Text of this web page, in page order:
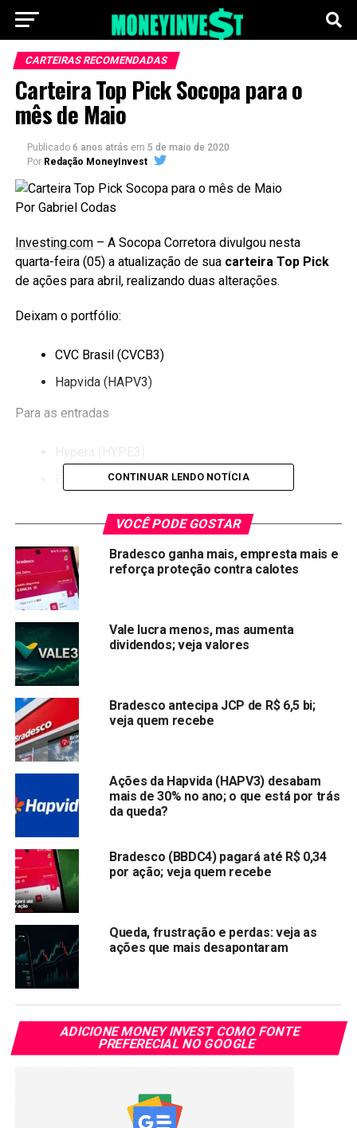
CARTEIRAS RECOMENDADAS
Carteira Top Pick Socopa para o
mês de Maio
Publicado 6 anos atrás em 5 de maio de 2020
Por Redação MoneyInvest
Por Gabriel Codas
Investing.com– A Socopa Corretora divulgou nesta
quarta-feira (05) a atualização de sua carteira Top Pick
de ações para abril, realizando duas alterações.
Deixam o portfólio:
CVC Brasil (CVCB3)
Hapvida (HAPV3)
Para as entradas
EDP do Brasil (ENBR3)
Em abril, a seleção teve desempenho de 10,63%, contra
ganhos de 10,25% do Ibovespa no mesmo período. Com
alta de 24,32%, CVC teve o melhor desempenho, com Pão
de Açúcar, com perdas de 0,18%, sendo o destaque
negativo
Já carteira recomendada teve perdas de 10,96% no
período, com os analistas preferindo a manutenção dos
papéis para abril.
Composição:
Top Pick– Bradesco (BBDC4), Vale (VALE3), Pão de
Açúcar, EDP do Brasil e Hypera.
BB Seguridade (BBSE3)
B3 (B3SA3)
CVC (CVCB3)
Vale (VALE3)
Hapvida (HAPV3)
EDP do Brasil (ENBR3)
Pão de Açúcar (PCAR4)
Petrobras (PETR4)
CONTINUAR LENDO NOTÍCIA
VOCÊ PODE GOSTAR
Bradesco ganha mais, empresta mais e
reforça proteção contra calotes
Vale lucra menos, mas aumenta
dividendos; veja valores
Bradesco antecipa JCP de R$ 6,5 bi;
veja quem recebe
Ações da Hapvida (HAPV3) desabam
mais de 30% no ano; o que está por trás
da queda?
Bradesco (BBDC4) pagará até R$ 0,34
por ação; veja quem recebe
Queda, frustração e perdas: veja as
ações que mais desapontaram
ADICIONE MONEY INVEST COMO FONTE
PREFERECIAL NO GOOGLE